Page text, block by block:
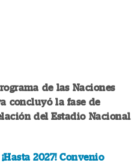
de las Naciones
concluyó la fase de
del Estadio Nacional
¡Hasta 2027! Convenio